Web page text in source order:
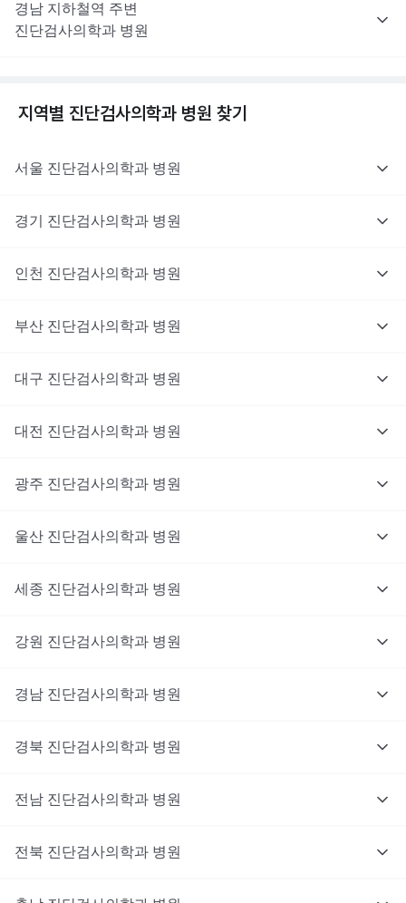
경남 지하철역 주변
진단검사의학과 병원
지역별 진단검사의학과 병원 찾기
서울 진단검사의학과 병원
경기 진단검사의학과 병원
인천 진단검사의학과 병원
부산 진단검사의학과 병원
대구 진단검사의학과 병원
대전 진단검사의학과 병원
광주 진단검사의학과 병원
울산 진단검사의학과 병원
세종 진단검사의학과 병원
강원 진단검사의학과 병원
경남 진단검사의학과 병원
경북 진단검사의학과 병원
전남 진단검사의학과 병원
전북 진단검사의학과 병원